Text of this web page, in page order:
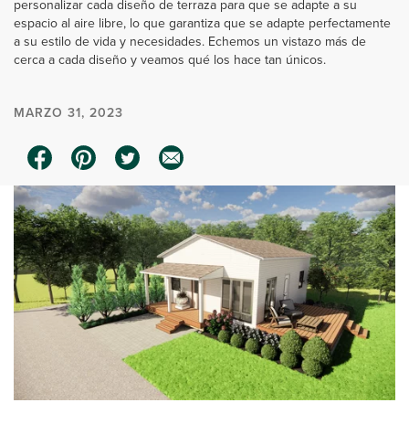
personalizar cada diseño de terraza para que se adapte a su
espacio al aire libre, lo que garantiza que se adapte perfectamente
a su estilo de vida y necesidades. Echemos un vistazo más de
cerca a cada diseño y veamos qué los hace tan únicos.
MARZO 31, 2023